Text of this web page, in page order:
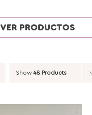
VER PRODUCTOS
Show 48 Products